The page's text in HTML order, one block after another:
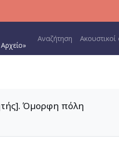
Main navigation
Αναζήτηση Ακουστικοί
Όμορφη πόλη